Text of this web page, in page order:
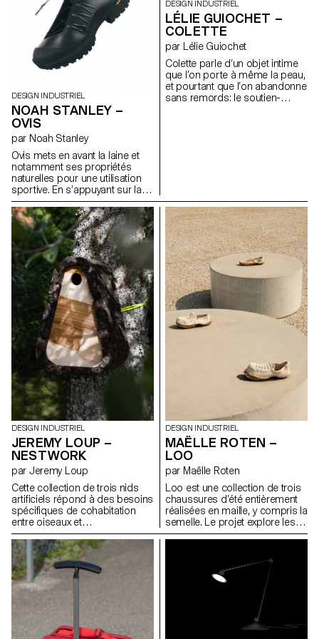
l’été, Celcius explore la
possibilité d'en faire un
dispositif à double usage,
intégrant une fonction de
climatiseur, en faisant un objet
actif toute l’année.
DESIGN INDUSTRIEL
NOAH STANLEY –
OVIS
par Noah Stanley
Ovis mets en avant la laine et
notamment ses propriétés
naturelles pour une utilisation
sportive. En s’appuyant sur la
référence de la botte
traditionnelle russe appelée
valenki, il réimagine la place de
la laine dans une chaussure
hybride, adaptée à la fois à la
randonnée et a une utilisation
quotidienne. La chaussure se
compose d’un "upper" en
mousse EVA thermoformée qui
accueille un chausson en laine
feutrée.
DESIGN INDUSTRIEL
LÉLIE GUIOCHET –
COLETTE
par Lélie Guiochet
Colette parle d’un objet intime
que l’on porte à même la peau,
et pourtant que l’on abandonne
sans remords: le soutien-
système qui s’ajuste avec le
temps: un soutien-gorge en
pièces détachées, bonnets,
bande sous-poitrine, bretelles,
attaches, baleine, à assembler,
remplacer indépendamment,
réadapter et personnaliser. Les
différentes pièces sont
tricotées en 3D, sans couture
et compostables
industriellement. La baleine et
les attaches quant à elles sont
l’objet, mais l’objet qui évolue
DESIGN INDUSTRIEL
JEREMY LOUP –
NESTWORK
par Jeremy Loup
Cette collection de trois nids
artificiels répond à des besoins
spécifiques de cohabitation
entre oiseaux et
environnements humains.
Chaque modèle est conçu
pour être fonctionnel,
accessible et reproductible. Le
nichoir pour mésanges aide à
réguler naturellement les
chenilles processionnaires.
Celui pour grèbes propose un
espace de nidification flottant
en port, évitant leur installation
DESIGN INDUSTRIEL
MAËLLE ROTEN –
LOO
par Maëlle Roten
Loo est une collection de trois
chaussures d’été entièrement
réalisées en maille, y compris la
semelle. Le projet explore les
possibilités du tricot
points décoratifs pour en
révéler les qualités structurelles
et fonctionnelles. Le dessus
combine un point mousse,
dense et élastique, pour le
maintien, et un tricot ajouré qui
laisse circuler l’air, idéal pour la